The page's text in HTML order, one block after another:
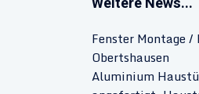
Fenster Montage /
Obertshausen
Aluminium